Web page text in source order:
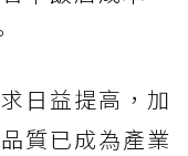
日益提高，加
質已成為產業